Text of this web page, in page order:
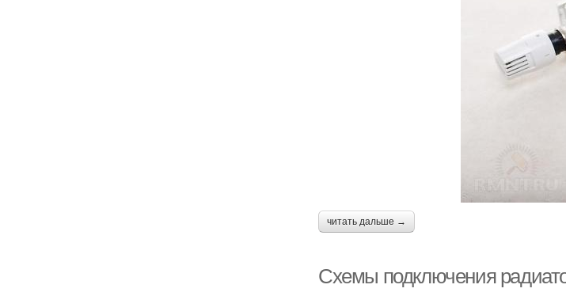
читать дальше →
Схемы подключения